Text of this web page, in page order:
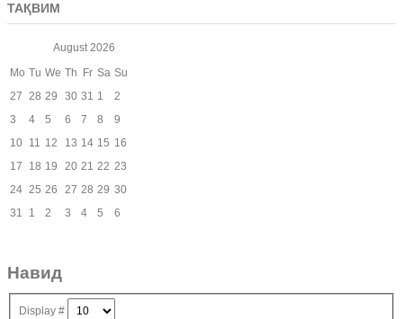
ТАҚВИМ
August 2026
Mo Tu We Th Fr Sa Su
27 28 29 30 31 1
2
3
4 5 6 7 8
9
10 11 12 13 14 15 16
17
18 19 20 21 22 23
24 25 26 27 28 29 30
31
1 2 3 4 5 6
Навид
Display #